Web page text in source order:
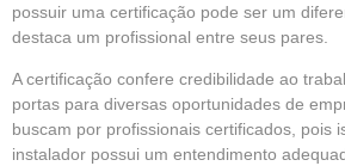
possuir uma certificação pode ser um
destaca um profissional entre seus pares.
A certificação confere credibilidade ao
portas para diversas oportunidades de
buscam por profissionais certificados, pois
instalador possui um entendimento